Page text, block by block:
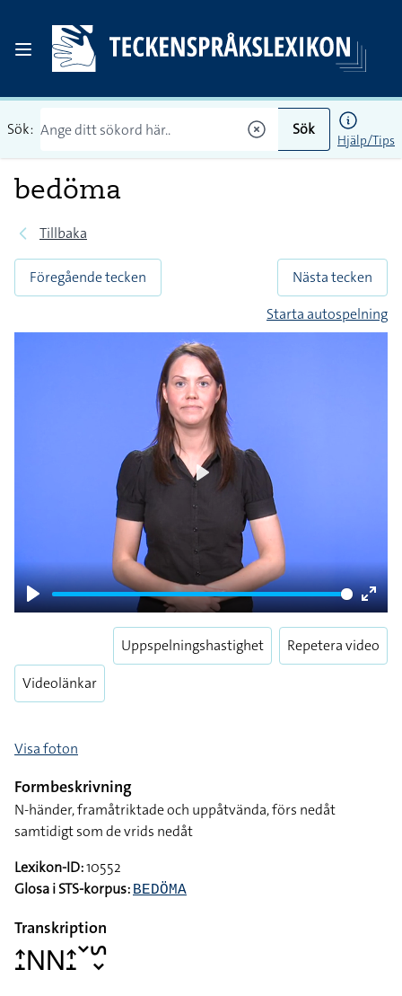
Sök: Sök
Hjälp/Tips
bedöma
Tillbaka
Föregående tecken
Nästa tecken
Starta autospelning
Play
Enter
Play
Videolänkar
Uppspelningshastighet Repetera video
Visa foton
Formbeskrivning
N-händer, framåtriktade och uppåtvända, förs nedåt
samtidigt som de vrids nedåt
Lexikon-ID:10552
Glosa i STS-korpus: BEDÖMA
Transkription
􌤴􌤸􌥌􌥌􌤴􌤸􌥧􌥲􌦀